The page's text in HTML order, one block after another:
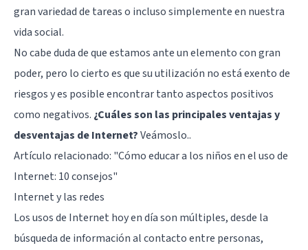
gran variedad de tareas o incluso simplemente en nuestra
vida social.
No cabe duda de que estamos ante un elemento con gran
poder, pero lo cierto es que su utilización no está exento de
riesgos y es posible encontrar tanto aspectos positivos
como negativos. ¿Cuáles son las principales ventajas y
desventajas de Internet?Veámoslo..
Artículo relacionado: "Cómo educar a los niños en el uso de
Internet: 10 consejos"
Internet y las redes
Los usos de Internet hoy en día son múltiples, desde la
búsqueda de información al contacto entre personas,